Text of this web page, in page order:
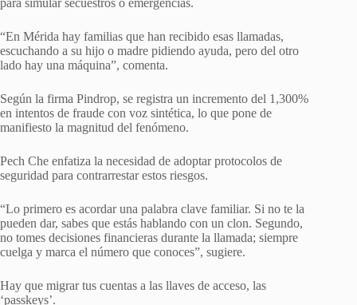
“En Mérida hay familias que han recibido esas llamadas,
escuchando a su hijo o madre pidiendo ayuda, pero del otro
lado hay una máquina”, comenta.
Según la firma Pindrop, se registra un incremento del 1,300%
en intentos de fraude con voz sintética, lo que pone de
manifiesto la magnitud del fenómeno.
Pech Che enfatiza la necesidad de adoptar protocolos de
seguridad para contrarrestar estos riesgos.
“Lo primero es acordar una palabra clave familiar. Si no te la
pueden dar, sabes que estás hablando con un clon. Segundo,
no tomes decisiones financieras durante la llamada; siempre
cuelga y marca el número que conoces”, sugiere.
Hay que migrar tus cuentas a las llaves de acceso, las
‘passkeys’.